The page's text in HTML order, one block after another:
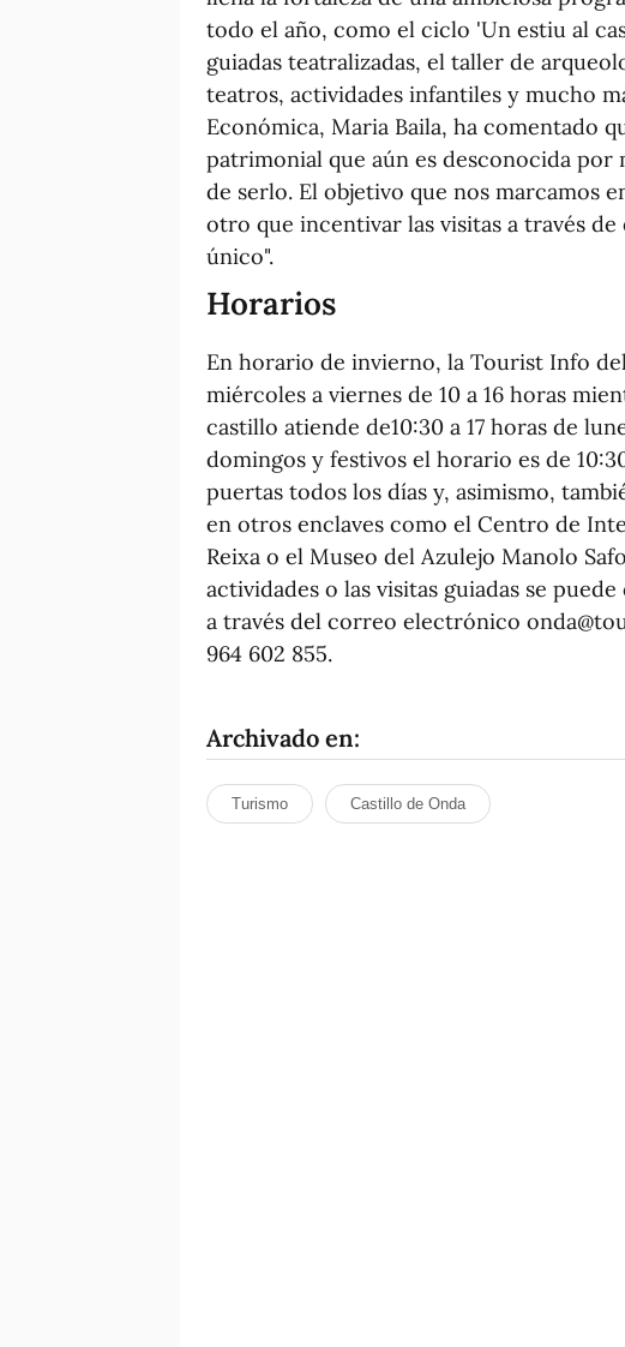
todo el año, como el ciclo 'Un estiu al
guiadas teatralizadas, el taller de
teatros, actividades infantiles y mucho
Económica, Maria Baila, ha comentado
patrimonial que aún es desconocida por
de serlo. El objetivo que nos marcamos
otro que incentivar las visitas a través
único".
Horarios
En horario de invierno, la Tourist Info
miércoles a viernes de 10 a 16 horas
castillo atiende de10:30 a 17 horas de
domingos y festivos el horario es de
puertas todos los días y, asimismo,
en otros enclaves como el Centro de
Reixa o el Museo del Azulejo Manolo
actividades o las visitas guiadas se
a través del correo electrónico
964 602 855.
Archivado en:
Turismo Castillo de Onda